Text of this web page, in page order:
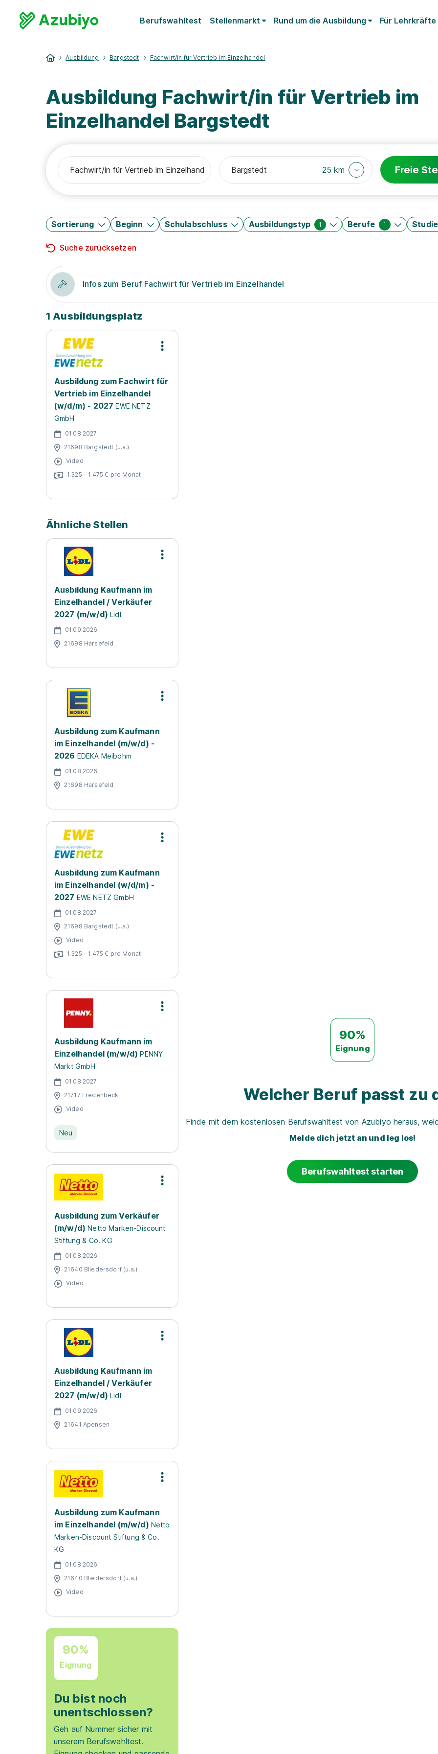
Berufswahltest Stellenmarkt Rund um die Ausbildung Für Lehrkräfte
Ausbildung Bargstedt Fachwirt/in für Vertrieb im Einzelhandel
Ausbildung Fachwirt/in für Vertrieb im
Einzelhandel Bargstedt
25 km Freie
Sortierung Beginn Schulabschluss Ausbildungstyp 1 Berufe 1
Suche zurücksetzen
Infos zum Beruf Fachwirt für Vertrieb im Einzelhandel
1 Ausbildungsplatz
Ausbildung zum Fachwirt für
Vertrieb im Einzelhandel
(w/d/m) - 2027 EWE NETZ
GmbH
01.08.2027
21698 Bargstedt (u.a.)
Video
1.325 - 1.475 € pro Monat
Ähnliche Stellen
Ausbildung Kaufmann im
Einzelhandel / Verkäufer
2027 (m/w/d) Lidl
01.09.2026
21698 Harsefeld
Ausbildung zum Kaufmann
im Einzelhandel (m/w/d) -
2026 EDEKA Meibohm
01.08.2026
21698 Harsefeld
Ausbildung zum Kaufmann
im Einzelhandel (w/d/m) -
2027 EWE NETZ GmbH
01.08.2027
21698 Bargstedt (u.a.)
Video
1.325 - 1.475 € pro Monat
Ausbildung Kaufmann im
Einzelhandel (m/w/d) PENNY
Markt GmbH
01.08.2027
21717 Fredenbeck
Video
Neu
Ausbildung zum Verkäufer
(m/w/d) Netto Marken-Discount
Stiftung & Co. KG
01.08.2026
21640 Bliedersdorf (u.a.)
Video
Ausbildung Kaufmann im
Einzelhandel / Verkäufer
2027 (m/w/d) Lidl
01.09.2026
21641 Apensen
Ausbildung zum Kaufmann
im Einzelhandel (m/w/d) Netto
Marken-Discount Stiftung & Co.
KG
01.08.2026
21640 Bliedersdorf (u.a.)
Video
90%
Eignung
Du bist noch
unentschlossen?
Geh auf Nummer sicher mit
unserem Berufswahltest.
90%
Eignung
Welcher Beruf passt zu
Finde mit dem kostenlosen Berufswahltest von Azubiyo heraus,
Melde dich jetzt an und leg los!
Berufswahltest starten